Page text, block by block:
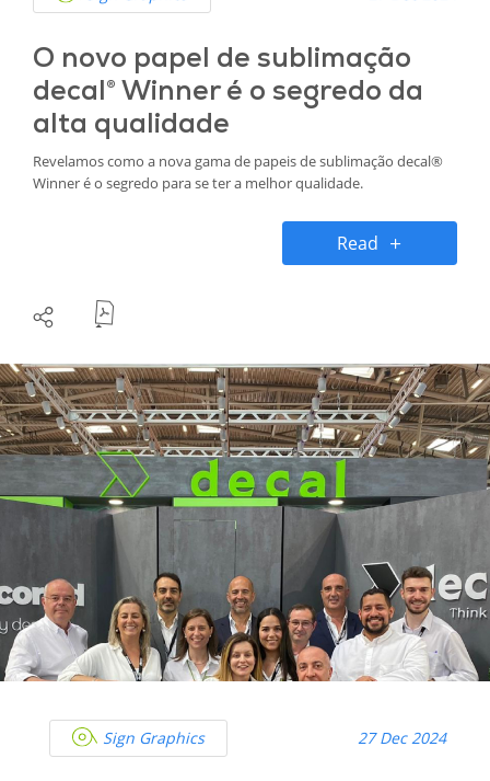
O novo papel de sublimação
decal® Winner é o segredo da
alta qualidade
Revelamos como a nova gama de papeis de sublimação decal®
Winner é o segredo para se ter a melhor qualidade.
Read
Sign Graphics 27 Dec 2024